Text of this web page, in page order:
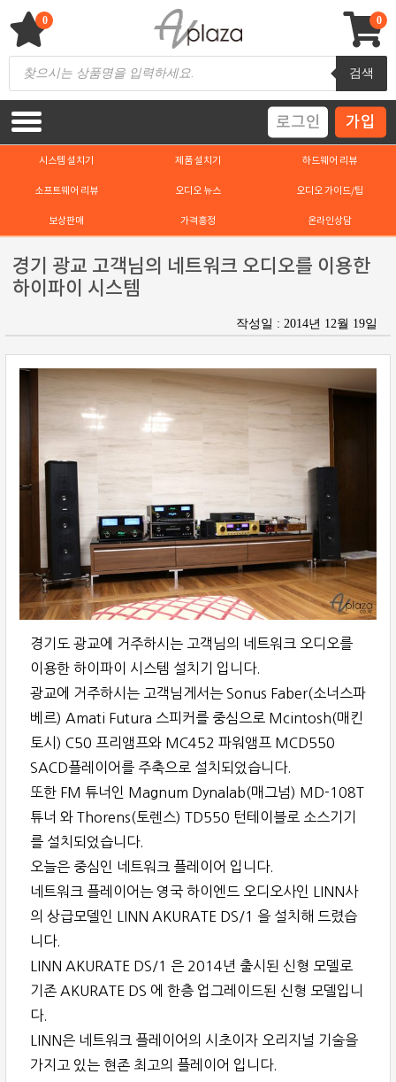
content
AV 플라자
하이파이 / 홈씨어터 전문 쇼핑몰
Products
search
검색
0
0
로그인 가입
시스템 설치기 제품 설치기 하드웨어 리뷰
소프트웨어 리뷰 오디오 뉴스 오디오 가이드/팁
보상판매 가격흥정 온라인상담
경기 광교 고객님의 네트워크 오디오를 이용한
하이파이 시스템
작성일 : 2014년 12월 19일
경기도 광교에 거주하시는 고객님의 네트워크 오디오를
이용한 하이파이 시스템 설치기 입니다.
광교에 거주하시는 고객님게서는 Sonus Faber(소너스파
베르) Amati Futura 스피커를 중심으로 Mcintosh(매킨
토시) C50 프리앰프와 MC452 파워앰프 MCD550
SACD플레이어를 주축으로 설치되었습니다.
또한 FM 튜너인 Magnum Dynalab(매그넘) MD-108T
튜너 와 Thorens(토렌스) TD550 턴테이블로 소스기기
를 설치되었습니다.
오늘은 중심인 네트워크 플레이어 입니다.
네트워크 플레이어는 영국 하이엔드 오디오사인 LINN사
의 상급모델인 LINN AKURATE DS/1 을 설치해 드렸습
니다.
LINN AKURATE DS/1 은 2014년 출시된 신형 모델로
기존 AKURATE DS 에 한층 업그레이드된 신형 모델입니
다.
LINN은 네트워크 플레이어의 시초이자 오리지널 기술을
가지고 있는 현존 최고의 플레이어 입니다.